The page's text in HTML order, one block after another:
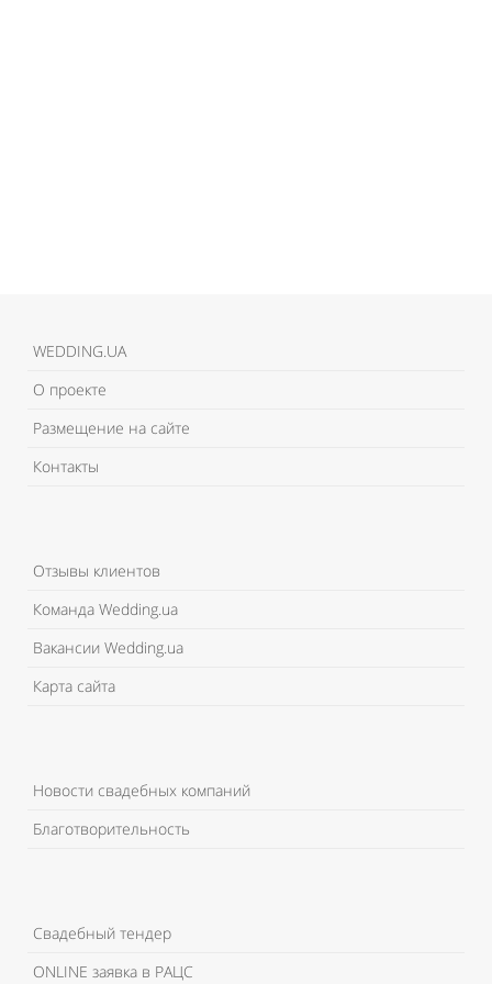
WEDDING.UA
О проекте
Размещение на сайте
Контакты
Отзывы клиентов
Команда Wedding.ua
Вакансии Wedding.ua
Карта сайта
Новости свадебных компаний
Благотворительность
Свадебный тендер
ONLINE заявка в РАЦС